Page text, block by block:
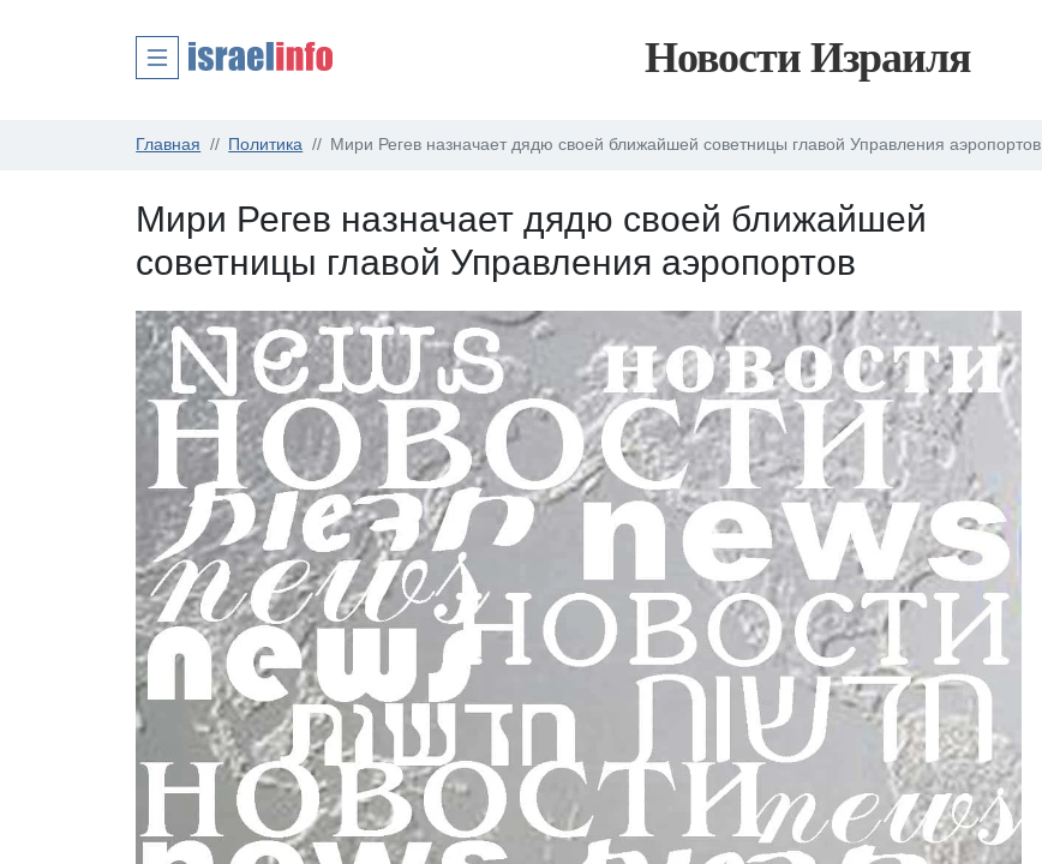
Новости Израиля
Главная Политика Мири Регев назначает дядю своей ближайшей советницы главой Управления аэропортов
Мири Регев назначает дядю своей ближайшей
советницы главой Управления аэропортов